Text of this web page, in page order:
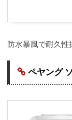
防水暴風で耐久性
ペヤング